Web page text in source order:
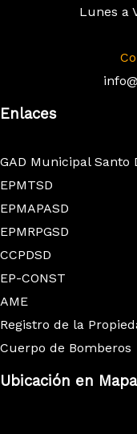
Lunes a
Enlaces
GAD Municipal Santo
EPMTSD
EPMAPASD
EPMRPGSD
CCPDSD
EP-CONST
AME
Registro de la
Cuerpo de Bomberos
Ubicación en Mapa